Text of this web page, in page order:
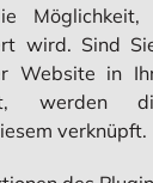
wird. Sind
Website in
werden
verknüpft.